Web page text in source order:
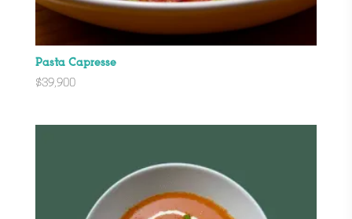
Pasta Capresse
$39,900